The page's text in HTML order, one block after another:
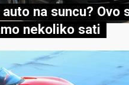
na suncu? Ovo
nekoliko sati